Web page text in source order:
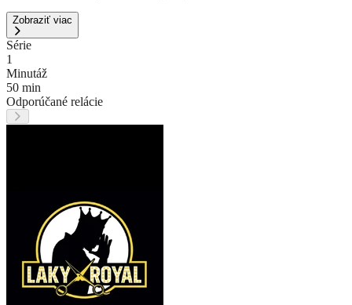
Zobraziť viac
Série
1
Minutáž
50 min
Odporúčané relácie